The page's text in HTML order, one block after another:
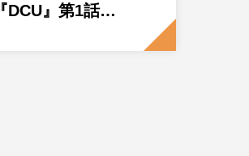
『DCU』第1話…